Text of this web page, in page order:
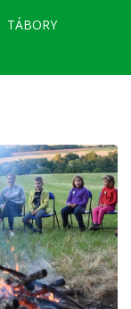
TÁBORY